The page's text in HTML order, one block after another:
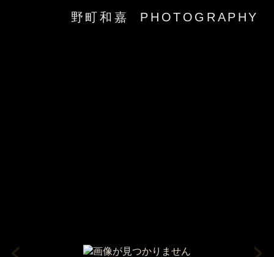
野町和嘉 PHOTOGRAPHY